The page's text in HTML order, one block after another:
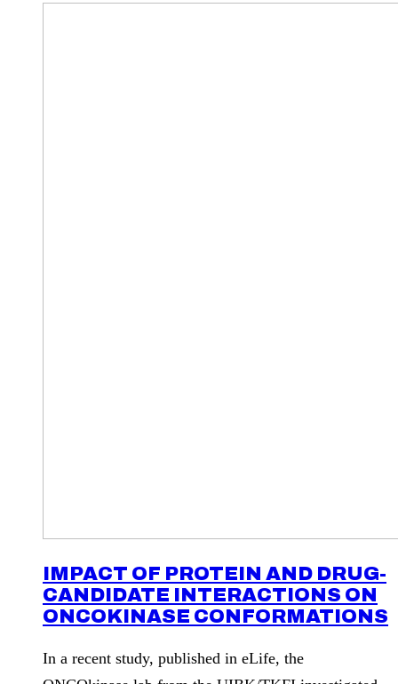
IMPACT OF PROTEIN AND DRUG-
CANDIDATE INTERACTIONS ON
ONCOKINASE CONFORMATIONS
In a recent study, published in eLife, the